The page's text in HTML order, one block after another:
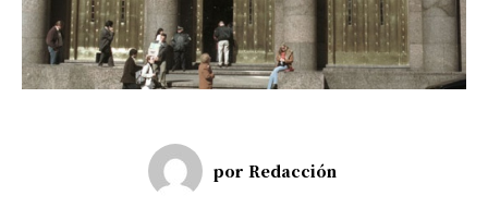
por Redacción